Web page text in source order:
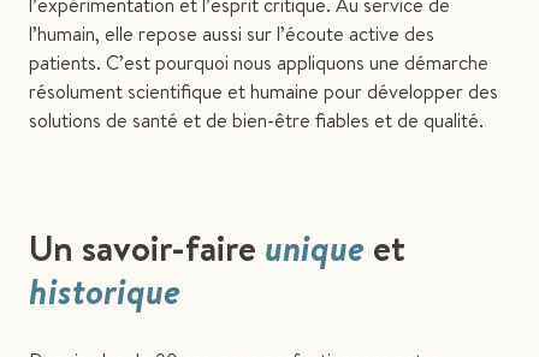
l’humain, elle repose aussi sur l’écoute active des
patients. C’est pourquoi nous appliquons une démarche
résolument scientifique et humaine pour développer des
solutions de santé et de bien-être fiables et de qualité.
Un savoir-faire uniqueet
historique